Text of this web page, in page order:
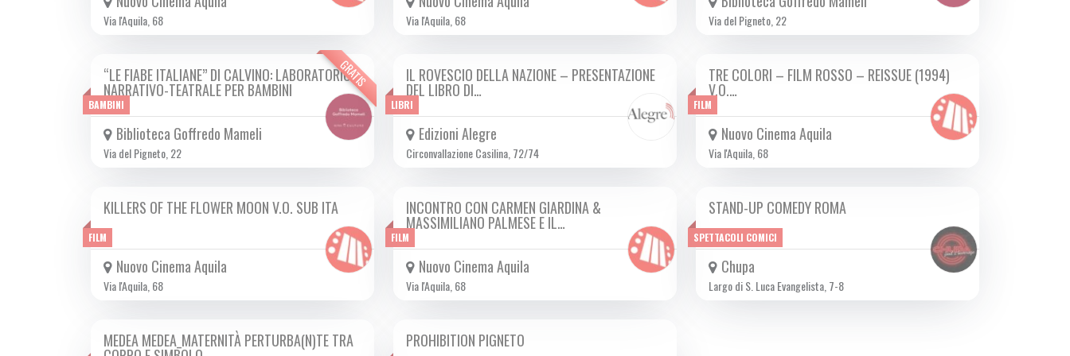
Via l'Aquila, 68 Via l'Aquila, 68 Via del Pigneto, 22
BAMBINI
GRATIS
MAR 14/11 2023
“LE FIABE ITALIANE” DI CALVINO: LABORATORIO
NARRATIVO-TEATRALE PER BAMBINI
Biblioteca Goffredo Mameli
Via del Pigneto, 22
LIBRI
MAR 14/11 2023
IL ROVESCIO DELLA NAZIONE – PRESENTAZIONE
DEL LIBRO DI…
Edizioni Alegre
Circonvallazione Casilina, 72/74
FILM
DA LUN 13/11 A MER 15/11 2023
TRE COLORI – FILM ROSSO – REISSUE (1994)
V.O.…
Nuovo Cinema Aquila
Via l'Aquila, 68
FILM
DA GIO 19/10 A MAR 14/11 2023
KILLERS OF THE FLOWER MOON V.O. SUB ITA
Nuovo Cinema Aquila
Via l'Aquila, 68
FILM
MAR 14/11 2023
INCONTRO CON CARMEN GIARDINA &
MASSIMILIANO PALMESE E IL…
Nuovo Cinema Aquila
Via l'Aquila, 68
SPETTACOLI COMICI
DA MAR 14/11 A MAR 28/11 2023
STAND-UP COMEDY ROMA
Chupa
Largo di S. Luca Evangelista, 7-8
DA MAR 07/11 A MAR 28/11 2023
MEDEA MEDEA_MATERNITÀ PERTURBA(N)TE TRA DA GIO 28/09 A MAR 02/04 2024
PROHIBITION PIGNETO